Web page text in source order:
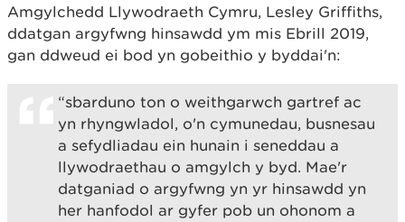
Amgylchedd Llywodraeth Cymru, Lesley Griffiths,
ddatgan argyfwng hinsawdd ym mis Ebrill 2019,
gan ddweud ei bod yn gobeithio y byddai'n:
“sbarduno ton o weithgarwch gartref ac
yn rhyngwladol, o'n cymunedau, busnesau
a sefydliadau ein hunain i seneddau a
llywodraethau o amgylch y byd. Mae'r
datganiad o argyfwng yn yr hinsawdd yn
her hanfodol ar gyfer pob un ohonom a